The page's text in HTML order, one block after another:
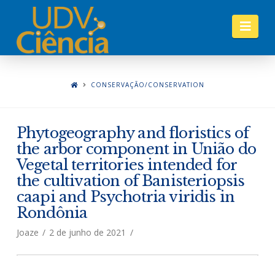
CONSERVAÇÃO/CONSERVATION
Phytogeography and floristics of
the arbor component in União do
Vegetal territories intended for
the cultivation of Banisteriopsis
caapi and Psychotria viridis in
Rondônia
Joaze 2 de junho de 2021